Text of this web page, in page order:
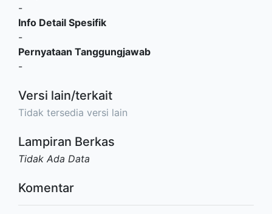
-
Info Detail Spesifik
-
Pernyataan Tanggungjawab
-
Versi lain/terkait
Tidak tersedia versi lain
Lampiran Berkas
Tidak Ada Data
Komentar